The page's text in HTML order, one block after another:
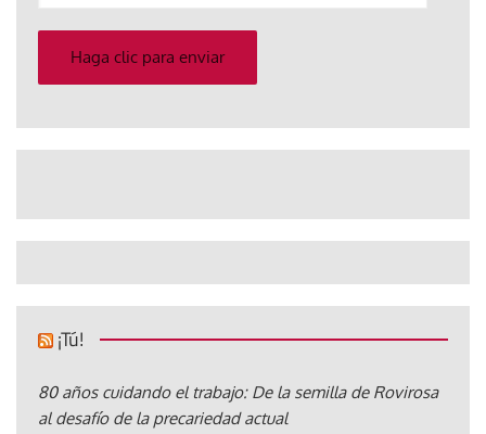
electrónico
Haga clic para enviar
¡Tú!
80 años cuidando el trabajo: De la semilla de Rovirosa
al desafío de la precariedad actual